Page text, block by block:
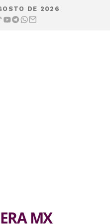
DE 2026
MX